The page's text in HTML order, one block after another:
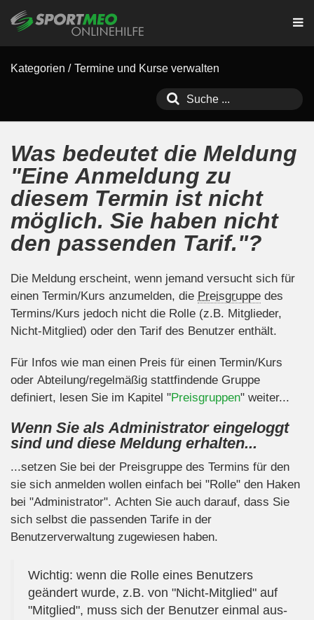
Kategorien / Termine und Kurse verwalten
Was bedeutet die Meldung
"Eine Anmeldung zu
diesem Termin ist nicht
möglich. Sie haben nicht
den passenden Tarif."?
Die Meldung erscheint, wenn jemand versucht sich für
einen Termin/Kurs anzumelden, die Preisgruppe des
Termins/Kurs jedoch nicht die Rolle (z.B. Mitglieder,
Nicht-Mitglied) oder den Tarif des Benutzer enthält.
Für Infos wie man einen Preis für einen Termin/Kurs
oder Abteilung/regelmäßig stattfindende Gruppe
definiert, lesen Sie im Kapitel "Preisgruppen" weiter...
Wenn Sie als Administrator eingeloggt
sind und diese Meldung erhalten...
...setzen Sie bei der Preisgruppe des Termins für den
sie sich anmelden wollen einfach bei "Rolle" den Haken
bei "Administrator". Achten Sie auch darauf, dass Sie
sich selbst die passenden Tarife in der
Benutzerverwaltung zugewiesen haben.
Wichtig: wenn die Rolle eines Benutzers
geändert wurde, z.B. von "Nicht-Mitglied" auf
"Mitglied", muss sich der Benutzer einmal aus-